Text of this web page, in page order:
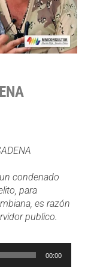
condenado
para
es razón
publico.
00:00